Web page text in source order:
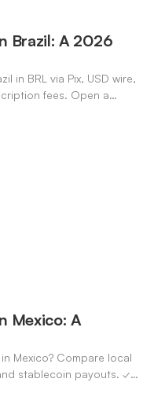
Brazil: A 2026
in BRL via Pix, USD wire,
fees. Open a
Mexico: A
Mexico? Compare local
stablecoin payouts. ✓